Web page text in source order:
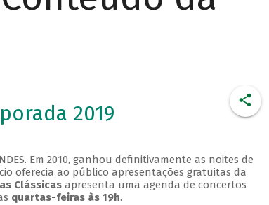
2019
Em 2010, ganhou definitivamente as noites de
oferecia ao público apresentações gratuitas da
Clássicasapresenta uma agenda de concertos
quartas-feiras às 19h.